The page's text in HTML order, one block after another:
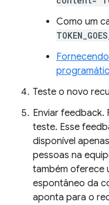
Como um
Teste o novo
Enviar feedback.
teste. Esse
disponível
pessoas na
também oferece
espontâneo da
aponta para o